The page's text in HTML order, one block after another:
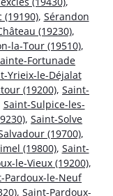
(19190), Sérandon
(19230),
la-Tour (19510),
Fortunade
Yrieix-le-Déjalat
(19200), Saint-
Saint-Sulpice-les-
, Saint-Solve
(19700),
(19800), Saint-
le-Vieux (19200),
Pardoux-le-Neuf
, Saint-Pardoux-